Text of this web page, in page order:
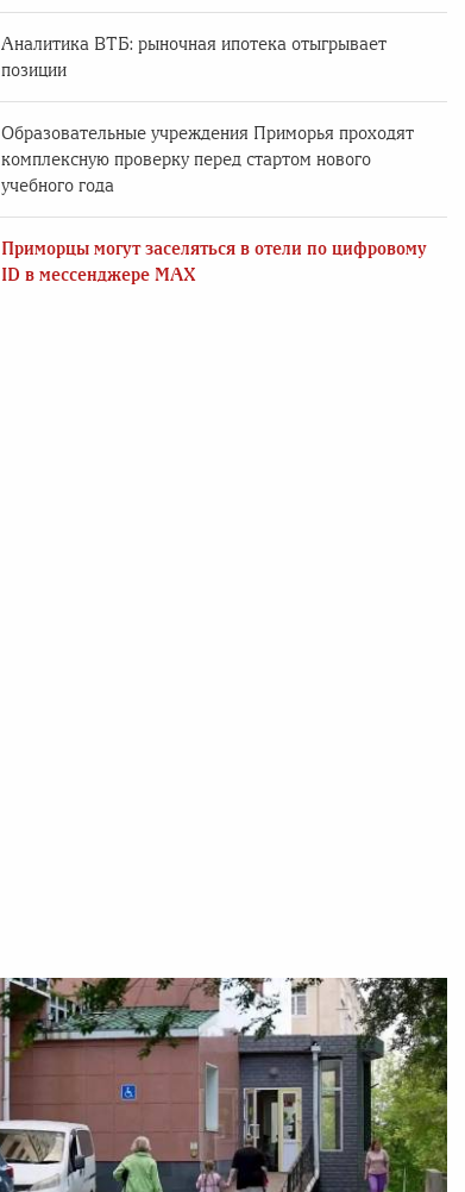
Аналитика ВТБ: рыночная ипотека отыгрывает
позиции
Образовательные учреждения Приморья проходят
комплексную проверку перед стартом нового
учебного года
Приморцы могут заселяться в отели по цифровому
ID в мессенджере MAX